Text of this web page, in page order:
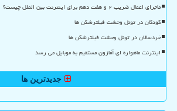
ماجرای اعمال ضریب ۲ و هفت دهم برای اینترنت بین الملل چیست؟
کودکان در تونل وحشت فیلترشکن ها
خردسالان در تونل وحشت فیلترشکن ها
اینترنت ماهواره ای آمازون مستقیم به موبایل می رسد
جدیدترین ها